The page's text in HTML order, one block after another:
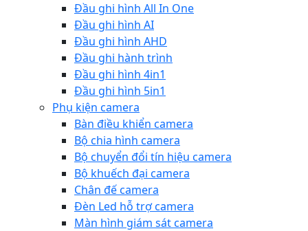
Đầu ghi hình All In One
Đầu ghi hình AI
Đầu ghi hình AHD
Đầu ghi hành trình
Đầu ghi hình 4in1
Đầu ghi hình 5in1
Phụ kiện camera
Bàn điều khiển camera
Bộ chia hình camera
Bộ chuyển đổi tín hiệu camera
Bộ khuếch đại camera
Chân đế camera
Đèn Led hỗ trợ camera
Màn hình giám sát camera